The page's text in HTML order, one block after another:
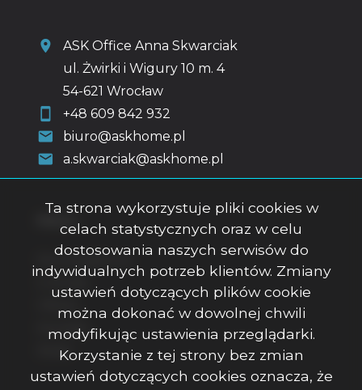
ASK Office Anna Skwarciak
ul. Żwirki i Wigury 10 m. 4
54-621 Wrocław
+48 609 842 932
biuro@askhome.pl
a.skwarciak@askhome.pl
Strona główna
O firmie
Kontakt
Rodo
Ta strona wykorzystuje pliki cookies w
celach statystycznych oraz w celu
dostosowania naszych serwisów do
indywidualnych potrzeb klientów. Zmiany
ustawień dotyczących plików cookie
można dokonać w dowolnej chwili
modyfikując ustawienia przeglądarki.
Korzystanie z tej strony bez zmian
ustawień dotyczących cookies oznacza, że